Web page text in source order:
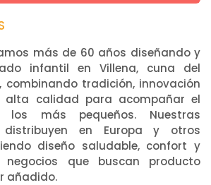
más de 60 años diseñando y
infantil en Villena, cuna del
combinando tradición, innovación
alta calidad para acompañar el
los más pequeños. Nuestras
distribuyen en Europa y otros
diseño saludable, confort y
negocios que buscan producto
añadido.